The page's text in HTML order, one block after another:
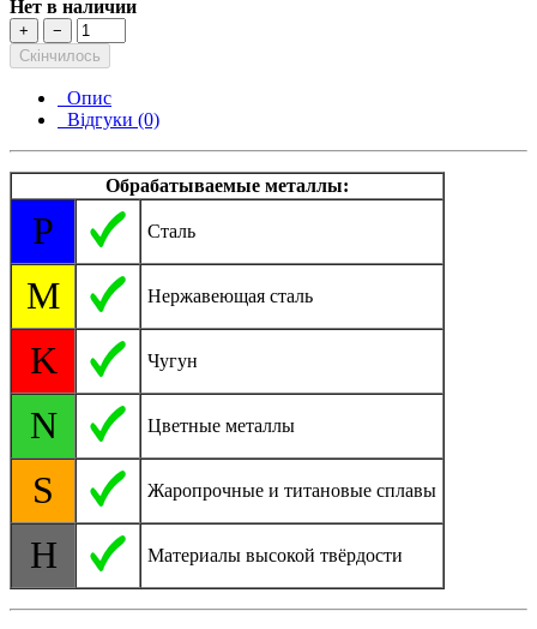
Нет в наличии
+
−
Скінчилось
Опис
Відгуки (0)
Обрабатываемые металлы:
P Сталь
M Нержавеющая сталь
K Чугун
N Цветные металлы
S Жаропрочные и титановые сплавы
H Материалы высокой твёрдости